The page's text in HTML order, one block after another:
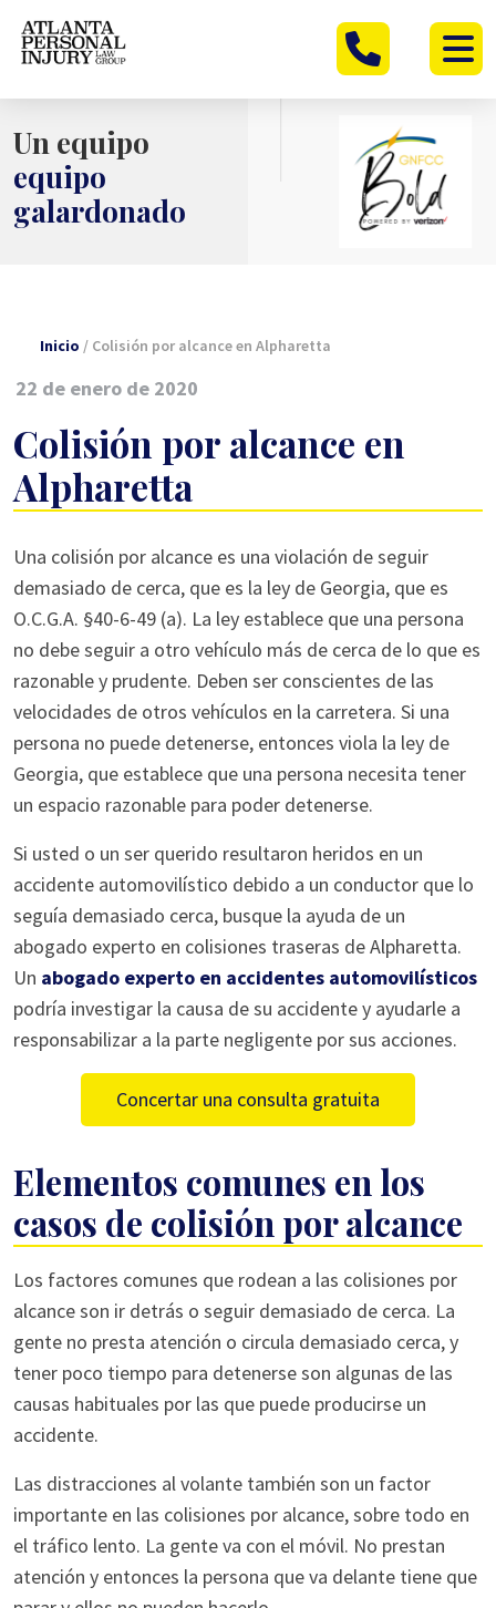
Un equipo
equipo
galardonado
Inicio / Colisión por alcance en Alpharetta
22 de enero de 2020
Colisión por alcance en
Alpharetta
Colisión
por
alcance
en
Alpharetta
Una colisión por alcance es una violación de seguir
demasiado de cerca, que es la ley de Georgia, que es
O.C.G.A. §40-6-49 (a). La ley establece que una persona
no debe seguir a otro vehículo más de cerca de lo que es
razonable y prudente. Deben ser conscientes de las
velocidades de otros vehículos en la carretera. Si una
persona no puede detenerse, entonces viola la ley de
Georgia, que establece que una persona necesita tener
un espacio razonable para poder detenerse.
Si usted o un ser querido resultaron heridos en un
accidente automovilístico debido a un conductor que lo
seguía demasiado cerca, busque la ayuda de un
abogado experto en colisiones traseras de Alpharetta.
Un abogado experto en accidentes automovilísticos
podría investigar la causa de su accidente y ayudarle a
responsabilizar a la parte negligente por sus acciones.
Concertar una consulta gratuita
Elementos comunes en los
casos de colisión por alcance
Los factores comunes que rodean a las colisiones por
alcance son ir detrás o seguir demasiado de cerca. La
gente no presta atención o circula demasiado cerca, y
tener poco tiempo para detenerse son algunas de las
causas habituales por las que puede producirse un
accidente.
Las distracciones al volante también son un factor
importante en las colisiones por alcance, sobre todo en
el tráfico lento. La gente va con el móvil. No prestan
atención y entonces la persona que va delante tiene que